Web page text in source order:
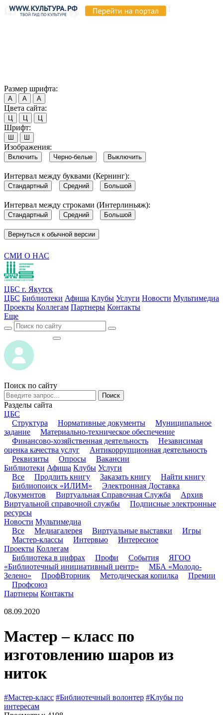
Размер шрифта:
А А А
Цвета сайта:
Ц Ц Ц
Шрифт:
Ш Ш
Изображения:
Включить Черно-белые Выключить
Интервал между буквами (Кернинг):
Стандартный Средний Большой
Интервал между строками (Интерлиньяж):
Стандартный Средний Большой
Вернуться к обычной версии
СМИ О НАС
ЦБС г. Якутск
ЦБС Библиотеки Афиша Клубы Услуги Новости Мультимедиа
Проекты Коллегам Партнеры Контакты
Еще
Поиск по сайту
Поиск
Разделы сайта
ЦБС
Структура
Нормативные документы
Муниципальное
задание
Материально-техническое обеспечение
Финансово-хозяйственная деятельность
Независимая
оценка качества услуг
Антикоррупционная деятельность
Реквизиты
Опросы
Вакансии
Библиотеки Афиша Клубы Услуги
Все
Продлить книгу Заказать книгу
Найти книгу
Библиопоиск «ИЛИМ»
Электронная Доставка
Документов
Виртуальная Справочная Служба
Архив
Виртуальной справочной службы
Подписные электронные
ресурсы
Новости Мультимедиа
Все
Медиагалерея Виртуальные выставки
Игры
Мастер-классы
Интервью
Интересное
Проекты Коллегам
Библиотека в цифрах
Профи События
ЯГОО
«Библиотечный инициативный центр»
МБА «Молодо-
Зелено»
ПрофВторник Методическая копилка
Премии
Профсоюз
Партнеры Контакты
08.09.2020
Мастер – класс по
изготовлению шаров из
ниток
#Мастер-класс #Библиотечный волонтер #Клубы по
интересам